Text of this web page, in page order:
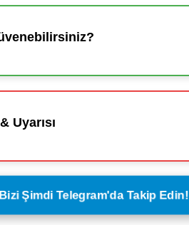
Uyarısı
Şimdi Telegram'da Takip Edin!